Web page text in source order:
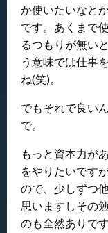
か使いたいなと
です。あくまで
るつもりが無い
う意味では仕事
ね(笑)。
でもそれで良い
で。
もっと資本力が
をやりたいです
ので、少しずつ
思いますしその
のも全然ありで